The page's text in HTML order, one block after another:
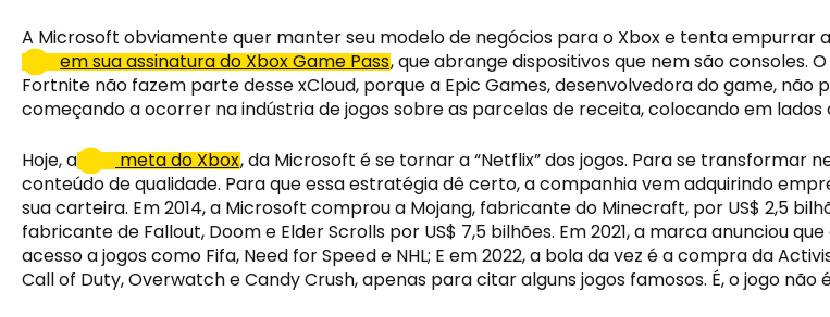
em sua assinatura do Xbox Game Pass, que abrange dispositivos que nem são consoles.
Fortnite não fazem parte desse xCloud, porque a Epic Games, desenvolvedora do game,
começando a ocorrer na indústria de jogos sobre as parcelas de receita, colocando em
Hoje, a meta do Xbox, da Microsoft é se tornar a “Netflix” dos jogos. Para se
conteúdo de qualidade. Para que essa estratégia dê certo, a companhia vem adquirindo
sua carteira. Em 2014, a Microsoft comprou a Mojang, fabricante do Minecraft, por US$ 2,5
fabricante de Fallout, Doom e Elder Scrolls por US$ 7,5 bilhões. Em 2021, a marca anunciou
acesso a jogos como Fifa, Need for Speed e NHL; E em 2022, a bola da vez é a compra da
Call of Duty, Overwatch e Candy Crush, apenas para citar alguns jogos famosos. É, o jogo